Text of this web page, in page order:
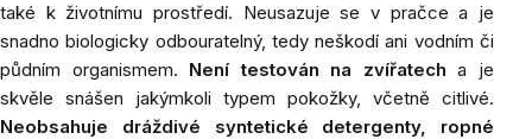
také k životnímu prostředí. Neusazuje se v pračce a je
snadno biologicky odbouratelný, tedy neškodí ani vodním či
půdním organismem. Není testován na zvířatech a je
skvěle snášen jakýmkoli typem pokožky, včetně citlivé.
Neobsahuje dráždivé syntetické detergenty, ropné